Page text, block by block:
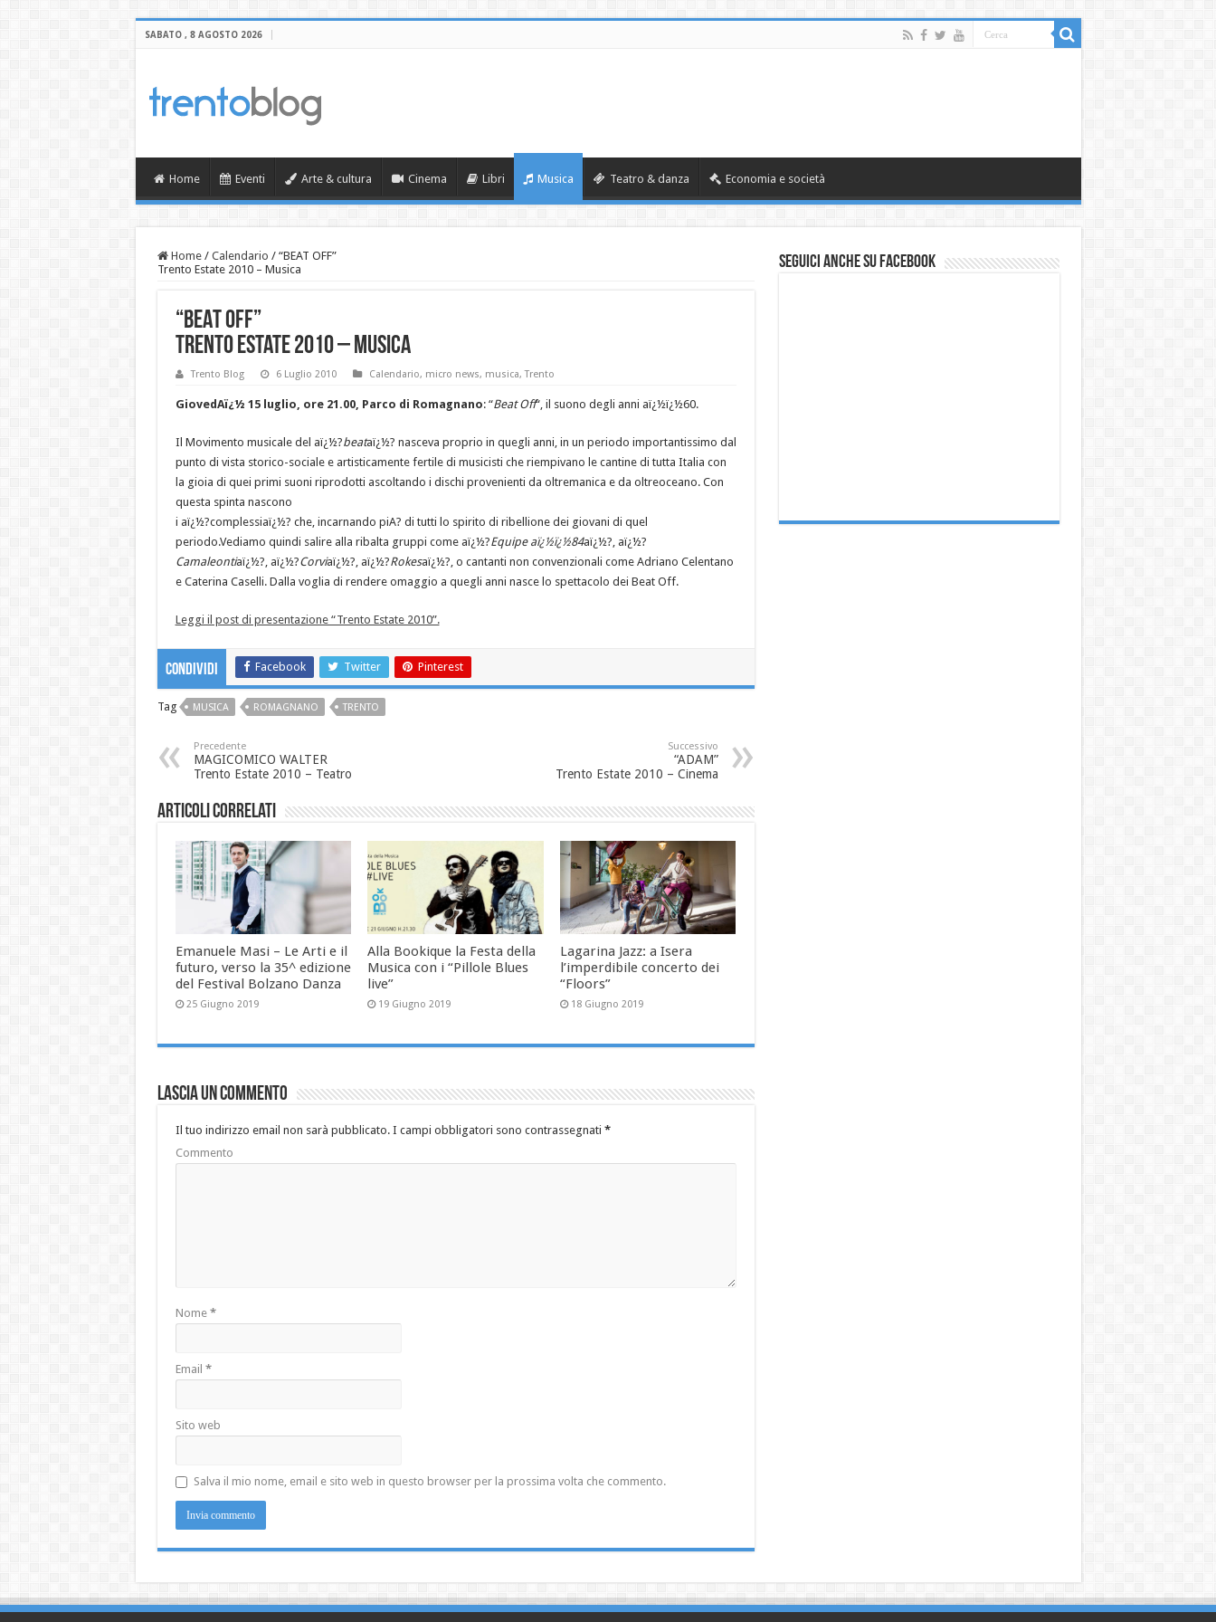
SABATO , 8 AGOSTO 2026
Home Eventi Arte & cultura Cinema Libri Musica Teatro & danza Economia e società
Home / Calendario / “BEAT OFF”
Trento Estate 2010 – Musica
“BEAT OFF”
Trento Estate 2010 – Musica
Trento Blog 6 Luglio 2010 Calendario, micro news, musica,Trento
GiovedAï¿½ 15 luglio, ore 21.00, Parco di Romagnano: “Beat Off“, il suono degli anni aï¿½ï¿½60.
Il Movimento musicale del aï¿½?beataï¿½? nasceva proprio in quegli anni, in un periodo importantissimo dal
punto di vista storico-sociale e artisticamente fertile di musicisti che riempivano le cantine di tutta Italia con
la gioia di quei primi suoni riprodotti ascoltando i dischi provenienti da oltremanica e da oltreoceano. Con
questa spinta nascono
i aï¿½?complessiaï¿½? che, incarnando piA? di tutti lo spirito di ribellione dei giovani di quel
periodo.Vediamo quindi salire alla ribalta gruppi come aï¿½?Equipe aï¿½ï¿½84aï¿½?, aï¿½?
Camaleontiaï¿½?, aï¿½?Corviaï¿½?, aï¿½?Rokesaï¿½?, o cantanti non convenzionali come Adriano Celentano
e Caterina Caselli. Dalla voglia di rendere omaggio a quegli anni nasce lo spettacolo dei Beat Off.
Leggi il post di presentazione “Trento Estate 2010”.
Condividi Facebook Twitter Pinterest
Tag MUSICA ROMAGNANO TRENTO
Precedente
MAGICOMICO WALTER
Trento Estate 2010 – Teatro
Successivo
“ADAM”
Trento Estate 2010 – Cinema
Articoli correlati
Emanuele Masi – Le Arti e il
futuro, verso la 35^ edizione
del Festival Bolzano Danza
25 Giugno 2019
Alla Bookique la Festa della
Musica con i “Pillole Blues
live”
19 Giugno 2019
Lagarina Jazz: a Isera
l’imperdibile concerto dei
“Floors”
18 Giugno 2019
Lascia un commento
Il tuo indirizzo email non sarà pubblicato.I campi obbligatori sono contrassegnati *
Commento
Nome *
Email *
Sito web
Salva il mio nome, email e sito web in questo browser per la prossima volta che commento.
Seguici anche su Facebook